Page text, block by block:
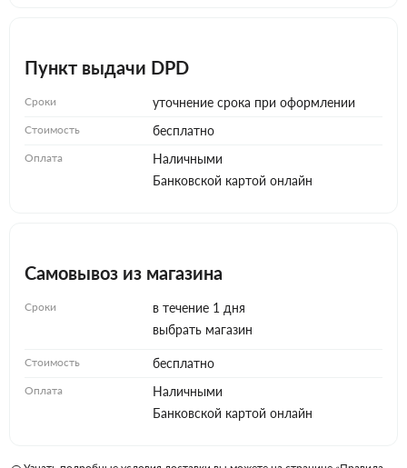
Пункт выдачи DPD
Сроки уточнение срока при оформлении
Стоимость бесплатно
Оплата
Наличными
Банковской картой онлайн
Самовывоз из магазина
Сроки
в течение 1 дня
выбрать магазин
Стоимость бесплатно
Оплата
Наличными
Банковской картой онлайн